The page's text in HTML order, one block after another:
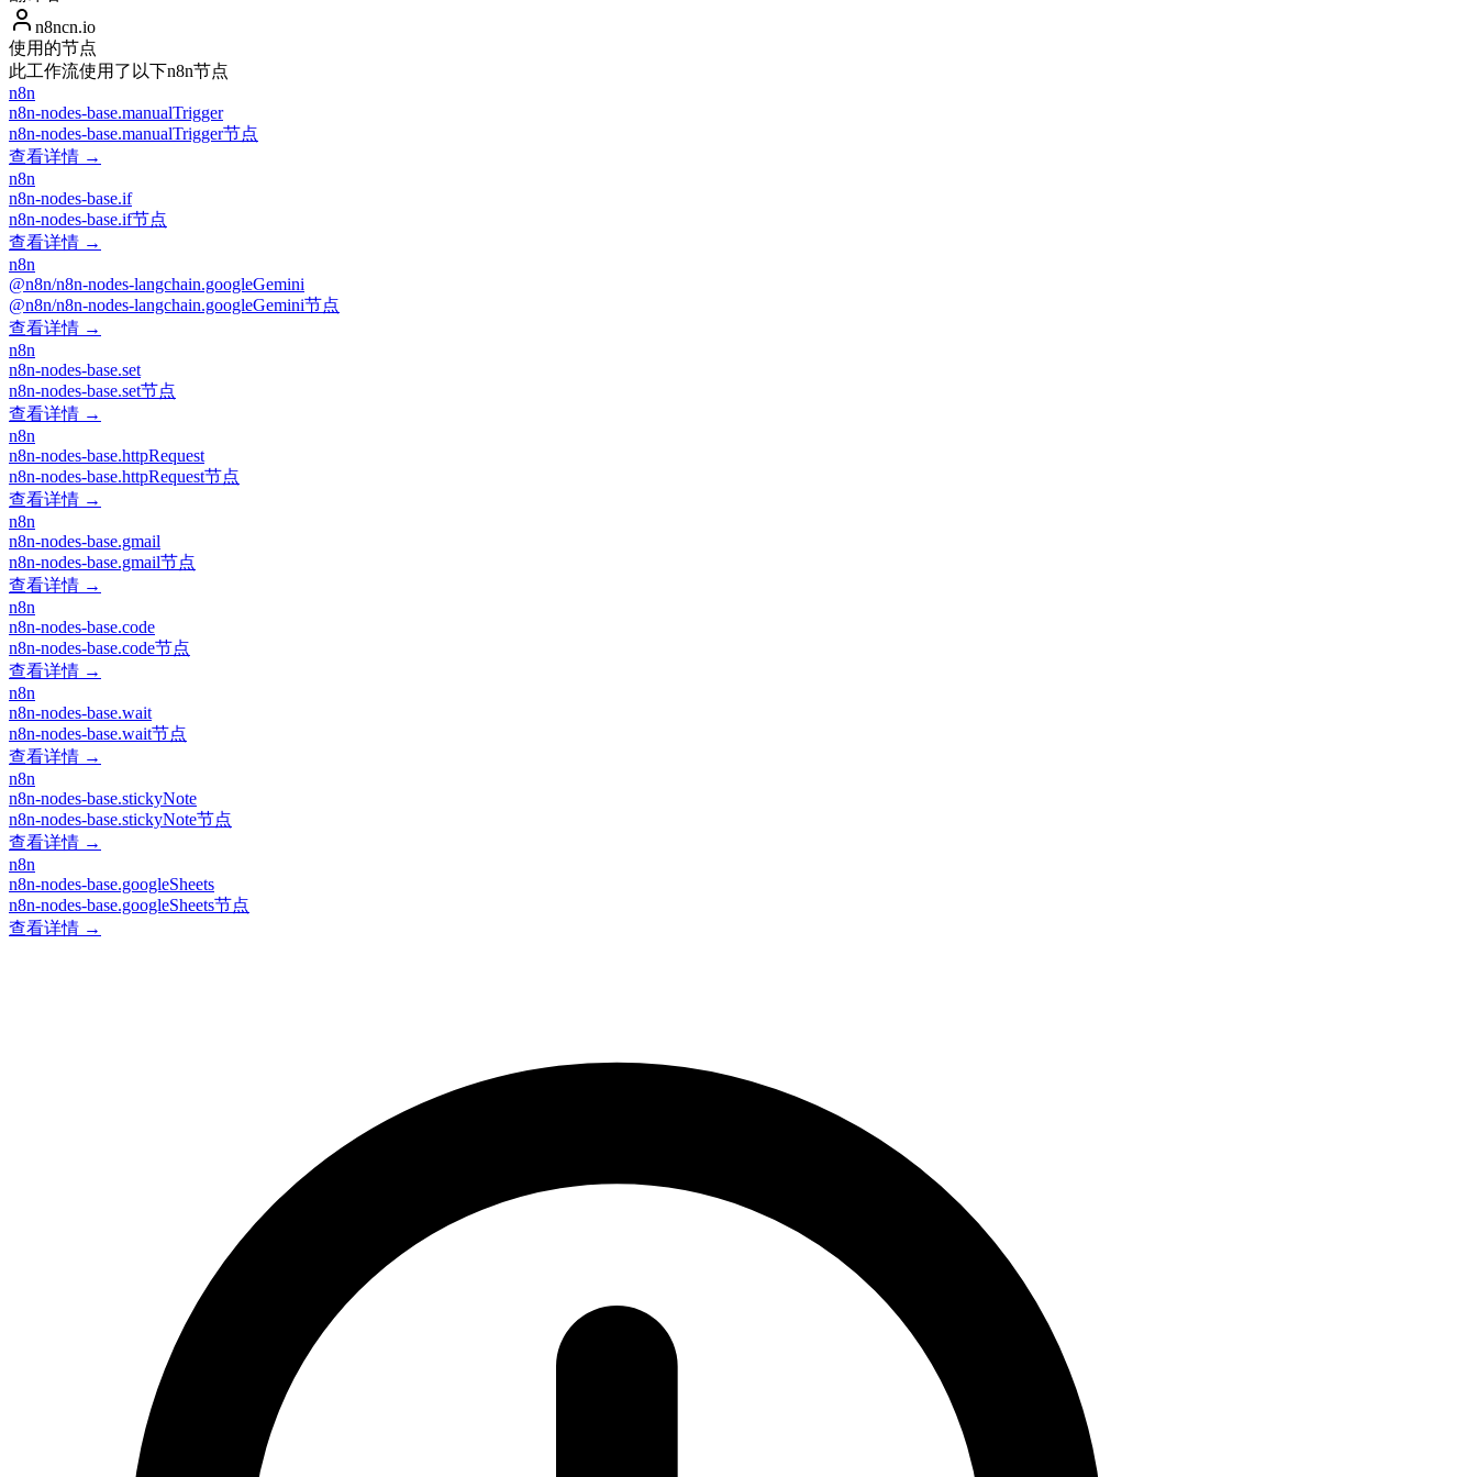
n8ncn.io
使用的节点
此工作流使用了以下n8n节点
n8n
n8n-nodes-base.manualTrigger
n8n-nodes-base.manualTrigger节点
查看详情 →
n8n
n8n-nodes-base.if
n8n-nodes-base.if节点
查看详情 →
n8n
@n8n/n8n-nodes-langchain.googleGemini
@n8n/n8n-nodes-langchain.googleGemini节点
查看详情 →
n8n
n8n-nodes-base.set
n8n-nodes-base.set节点
查看详情 →
n8n
n8n-nodes-base.httpRequest
n8n-nodes-base.httpRequest节点
查看详情 →
n8n
n8n-nodes-base.gmail
n8n-nodes-base.gmail节点
查看详情 →
n8n
n8n-nodes-base.code
n8n-nodes-base.code节点
查看详情 →
n8n
n8n-nodes-base.wait
n8n-nodes-base.wait节点
查看详情 →
n8n
n8n-nodes-base.stickyNote
n8n-nodes-base.stickyNote节点
查看详情 →
n8n
n8n-nodes-base.googleSheets
n8n-nodes-base.googleSheets节点
查看详情 →